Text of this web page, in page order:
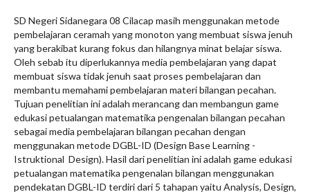
SD Negeri Sidanegara 08 Cilacap masih menggunakan metode
pembelajaran ceramah yang monoton yang membuat siswa jenuh
yang berakibat kurang fokus dan hilangnya minat belajar siswa.
Oleh sebab itu diperlukannya media pembelajaran yang dapat
membuat siswa tidak jenuh saat proses pembelajaran dan
membantu memahami pembelajaran materi bilangan pecahan.
Tujuan penelitian ini adalah merancang dan membangun game
edukasi petualangan matematika pengenalan bilangan pecahan
sebagai media pembelajaran bilangan pecahan dengan
menggunakan metode DGBL-ID (Design Base Learning -
Istruktional Design). Hasil dari penelitian ini adalah game edukasi
petualangan matematika pengenalan bilangan menggunakan
pendekatan DGBL-ID terdiri dari 5 tahapan yaitu Analysis, Design,